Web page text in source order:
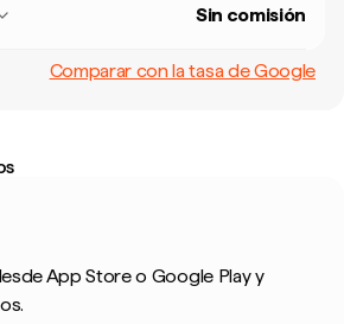
Sin comisión
Comparar con la tasa de Google
App Store o Google Play y